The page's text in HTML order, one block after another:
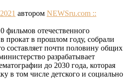
автором NEWSru.com ::
отечественного
прокат в прошлом году, собрали
составляет почти половину общих
разрабатывает
до 2030 года, которая
в том числе детского и социально